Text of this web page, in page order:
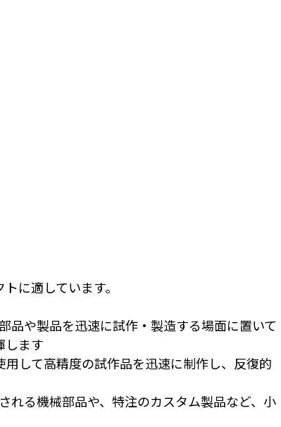
に適しています。
品や製品を迅速に試作・製造する場面に置いて
します
用して高精度の試作品を迅速に制作し、反復的
れる機械部品や、特注のカスタム製品など、小